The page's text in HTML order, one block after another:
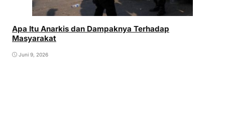
Apa Itu Anarkis dan Dampaknya Terhadap
Masyarakat
Juni 9, 2026